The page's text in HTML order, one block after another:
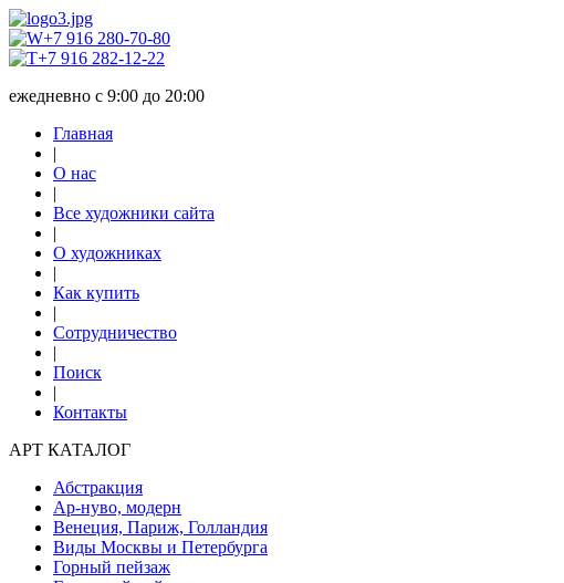
+7 916 280-70-80
+7 916 282-12-22
ежедневно с 9:00 до 20:00
Главная
|
О нас
|
Все художники сайта
|
О художниках
|
Как купить
|
Сотрудничество
|
Поиск
|
Контакты
АРТ КАТАЛОГ
Абстракция
Ар-нуво, модерн
Венеция, Париж, Голландия
Виды Москвы и Петербурга
Горный пейзаж